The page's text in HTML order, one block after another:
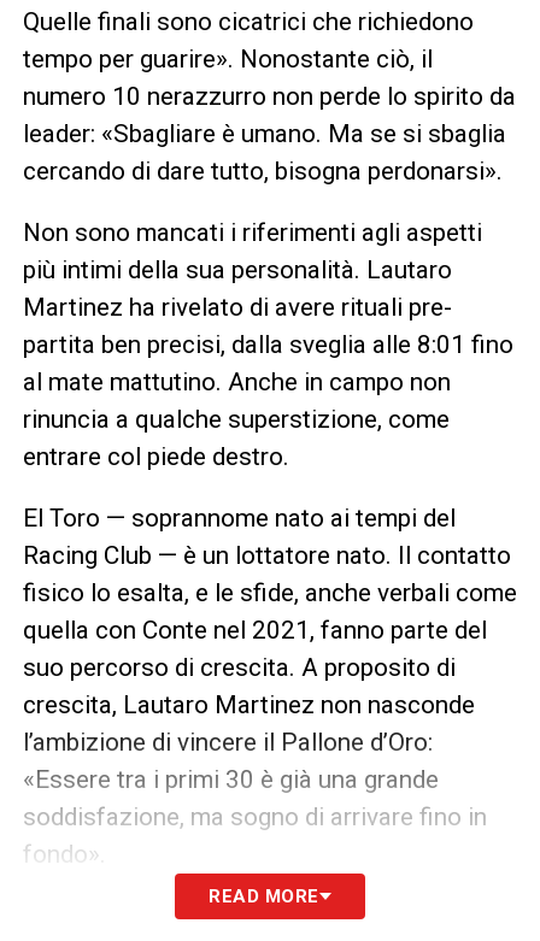
Quelle finali sono cicatrici che richiedono
tempo per guarire». Nonostante ciò, il
numero 10 nerazzurro non perde lo spirito da
leader: «Sbagliare è umano. Ma se si sbaglia
cercando di dare tutto, bisogna perdonarsi».
Non sono mancati i riferimenti agli aspetti
più intimi della sua personalità. Lautaro
Martinez ha rivelato di avere rituali pre-
partita ben precisi, dalla sveglia alle 8:01 fino
al mate mattutino. Anche in campo non
rinuncia a qualche superstizione, come
entrare col piede destro.
El Toro — soprannome nato ai tempi del
Racing Club — è un lottatore nato. Il contatto
fisico lo esalta, e le sfide, anche verbali come
quella con Conte nel 2021, fanno parte del
suo percorso di crescita. A proposito di
crescita, Lautaro Martinez non nasconde
l’ambizione di vincere il Pallone d’Oro:
«Essere tra i primi 30 è già una grande
soddisfazione, ma sogno di arrivare fino in
fondo».
Nel 2024 è arrivato settimo nella classifica
READ MORE